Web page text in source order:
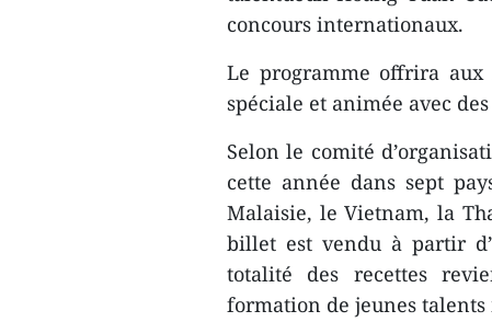
concours internationaux.
Le programme offrira aux
spéciale et animée avec
Selon le comité
cette année dans sept
Malaisie, le Vietnam, la
billet est vendu à partir
totalité des recettes
formation de jeunes talents